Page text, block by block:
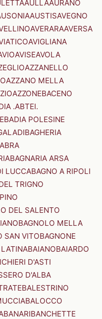
AULLAAURANO
AUSTISAVEGNO
AVERARAAVERSA
AVIGLIANA
AVISEAVOLA
AZZANELLO
AZZANO MELLA
AZZONEBACENO
.ABTEI.
BADIA POLESINE
BAGHERIA
BAGNARIA ARSA
LUCCABAGNO A RIPOLI
TRIGNO
DEL SALENTO
BAGNOLO MELLA
SAN VITOBAGNONE
BAIANOBAIARDO
D'ASTI
D'ALBA
BALESTRINO
BALOCCO
BANARIBANCHETTE